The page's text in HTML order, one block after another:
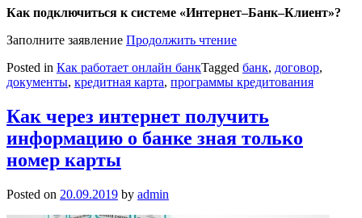
Как подключиться к системе «Интернет–Банк–Клиент»?
Заполните заявление Продолжить чтение
Posted in Как работает онлайн банкTagged банк, договор,
документы, кредитная карта, программы кредитования
Как через интернет получить
информацию о банке зная только
номер карты
Posted on 20.09.2019 by admin